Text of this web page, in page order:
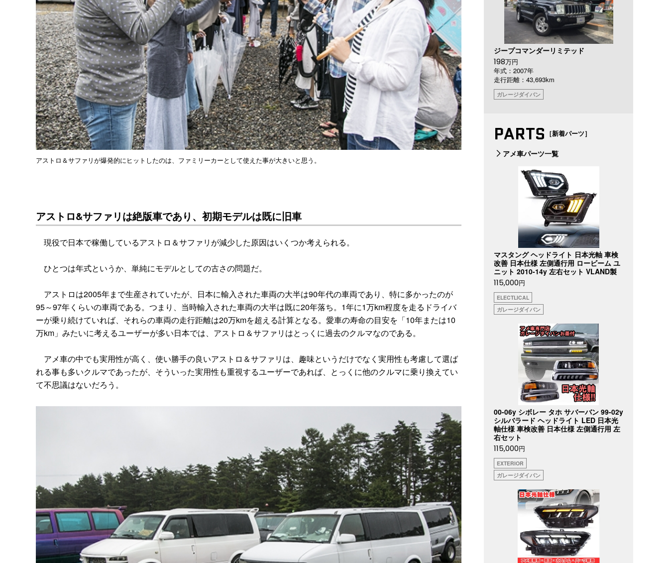
アストロ＆サファリが爆発的にヒットしたのは、ファミリーカーとして使えた事が大きいと思う。
アストロ&サファリは絶版車であり、初期モデルは既に旧車
現役で日本で稼働しているアストロ＆サファリが減少した原因はいくつか考えられる。
ひとつは年式というか、単純にモデルとしての古さの問題だ。
アストロは2005年まで生産されていたが、日本に輸入された車両の大半は90年代の車両であり、特に多かったのが
95～97年くらいの車両である。つまり、当時輸入された車両の大半は既に20年落ち。1年に1万km程度を走るドライバ
ーが乗り続けていれば、それらの車両の走行距離は20万kmを超える計算となる。愛車の寿命の目安を「10年または10
万km」みたいに考えるユーザーが多い日本では、アストロ＆サファリはとっくに過去のクルマなのである。
アメ車の中でも実用性が高く、使い勝手の良いアストロ＆サファリは、趣味というだけでなく実用性も考慮して選ば
れる事も多いクルマであったが、そういった実用性も重視するユーザーであれば、とっくに他のクルマに乗り換えてい
て不思議はないだろう。
ジープコマンダーリミテッド
198万円
年式：2007年
走行距離：43,693km
ガレージダイバン
PARTS ［新着パーツ］
アメ車パーツ一覧
マスタング ヘッドライト 日本光軸 車検
改善 日本仕様 左側通行用 ロービーム ユ
ニット 2010-14y 左右セット VLAND製
115,000円
ELECTLICAL
ガレージダイバン
00-06y シボレー タホ サバーバン 99-02y
シルバラード ヘッドライト LED 日本光
軸仕様 車検改善 日本仕様 左側通行用 左
右セット
115,000円
EXTERIOR
ガレージダイバン